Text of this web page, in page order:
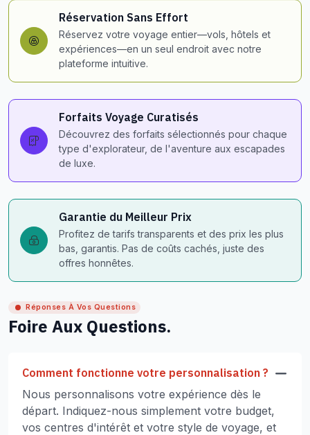
Réservation Sans Effort
Réservez votre voyage entier—vols, hôtels et
expériences—en un seul endroit avec notre
plateforme intuitive.
Forfaits Voyage Curatisés
Découvrez des forfaits sélectionnés pour chaque
type d'explorateur, de l'aventure aux escapades
de luxe.
Garantie du Meilleur Prix
Profitez de tarifs transparents et des prix les plus
bas, garantis. Pas de coûts cachés, juste des
offres honnêtes.
Réponses À Vos Questions
Foire Aux Questions.
Comment fonctionne votre personnalisation ?
Nous personnalisons votre expérience dès le
départ. Indiquez-nous simplement votre budget,
vos centres d'intérêt et votre style de voyage, et